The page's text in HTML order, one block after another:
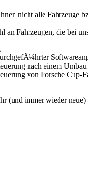
nicht alle Fahrzeuge
an Fahrzeugen, die bei
nach einem
von Porsche Cup-
(und immer wieder